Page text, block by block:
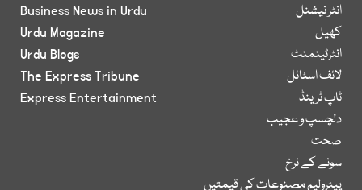
انٹر نیشنل
کھیل
انٹرٹینمنٹ
لائف اسٹائل
ٹاپ ٹرینڈ
دلچسپ و عجیب
صحت
سونے کے نرخ
پیٹرولیم مصنوعات کی قیمتیں
Business News in Urdu
Urdu Magazine
Urdu Blogs
The Express Tribune
Express Entertainment